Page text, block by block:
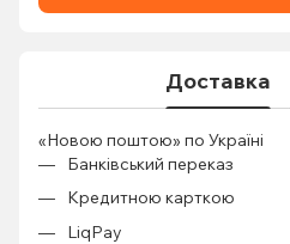
Доставка
«Новою поштою» по Україні
Банківський переказ
Кредитною карткою
LiqPay